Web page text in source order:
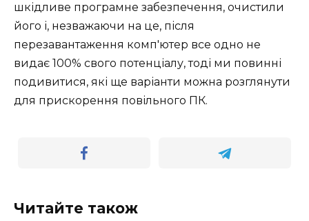
шкідливе програмне забезпечення, очистили
його і, незважаючи на це, після
перезавантаження комп'ютер все одно не
видає 100% свого потенціалу, тоді ми повинні
подивитися, які ще варіанти можна розглянути
для прискорення повільного ПК.
Читайте також